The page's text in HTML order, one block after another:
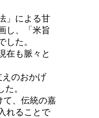
」による甘
し、「米旨
た。
在も脈々と
のおかげ
。
て、伝統の嘉
れることで